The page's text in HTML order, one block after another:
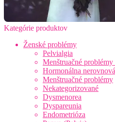
Kategórie produktov
Ženské problémy
Pelvialgia
Menštruačné problémy
Hormonálna
Menštruačné problémy
Nekategorizované
Dysmenorea
Dyspareunia
Endometrióza